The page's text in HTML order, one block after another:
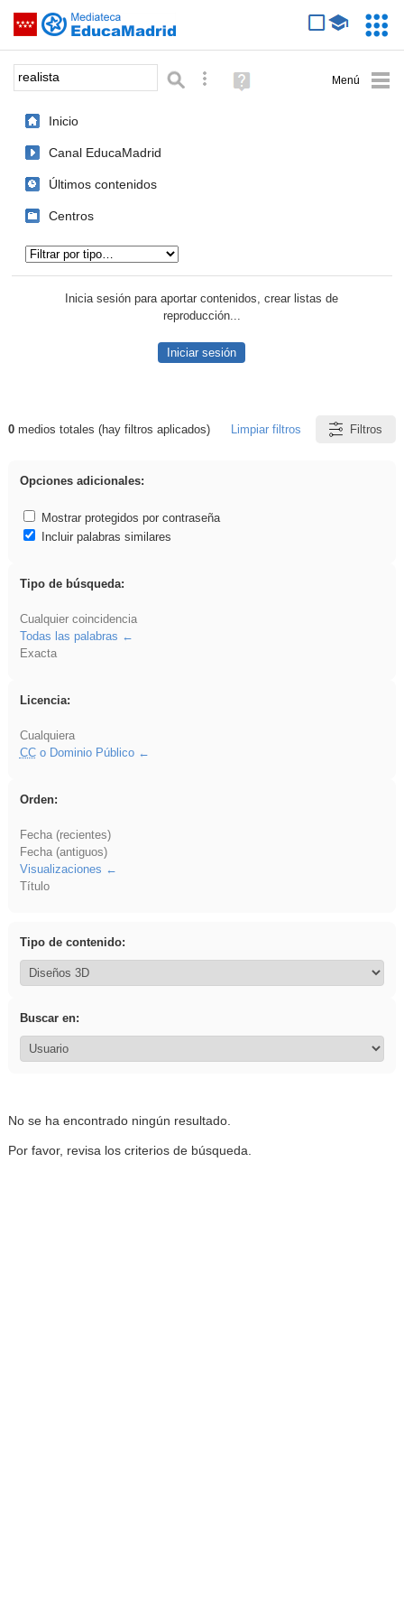
Saltar navegación
Palabra o frase: Búsqueda avanzada
Ayuda
(en
Inicio
Canal EducaMadrid
Últimos contenidos
Centros
Inicia sesión para aportar contenidos, crear listas de
reproducción...
Iniciar sesión
Resultados de: realista
0medios totales (hay filtros aplicados) Limpiar filtros Filtros
Opciones adicionales:
Mostrar protegidos por contraseña
Incluir palabras similares
Tipo de búsqueda:
Cualquier coincidencia
Todas las palabras
Exacta
Licencia:
Cualquiera
CCo Dominio Público
Orden:
Fecha (recientes)
Fecha (antiguos)
Visualizaciones
Título
Tipo de contenido:
Buscar en:
No se ha encontrado ningún resultado.
Por favor, revisa los criterios de búsqueda.